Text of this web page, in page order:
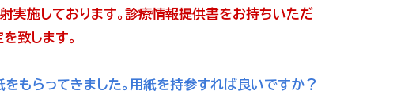
実施しております。診療情報提供書をお持ちいただ
致します。
もらってきました。用紙を持参すれば良いですか？